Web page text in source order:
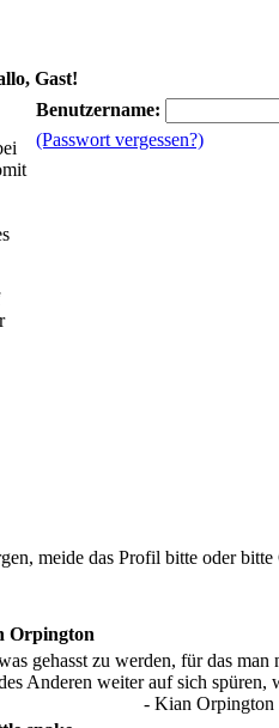
Gast!
Benutzername:
(Passwort vergessen?)
meide das Profil bitte oder
Orpington
gehasst zu werden, für das
Anderen weiter auf sich spüren,
- Kian Orpington